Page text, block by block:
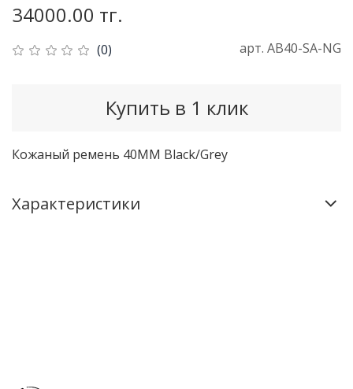
(0) арт. AB40-SA-NG
34000.00 тг.
Купить в 1 клик
Кожаный ремень 40MM Black/Grey
Характеристики